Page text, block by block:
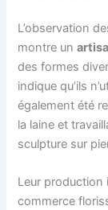
L’observation
montre un
des formes
indique qu’ils
également été
la laine et
sculpture sur
Leur production
commerce